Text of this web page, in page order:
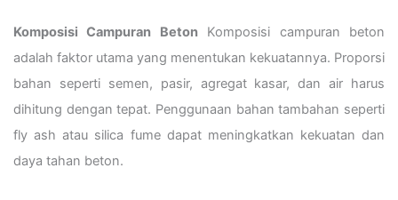
Komposisi Campuran BetonKomposisi campuran beton
adalah faktor utama yang menentukan kekuatannya. Proporsi
bahan seperti semen, pasir, agregat kasar, dan air harus
dihitung dengan tepat. Penggunaan bahan tambahan seperti
fly ash atau silica fume dapat meningkatkan kekuatan dan
daya tahan beton.